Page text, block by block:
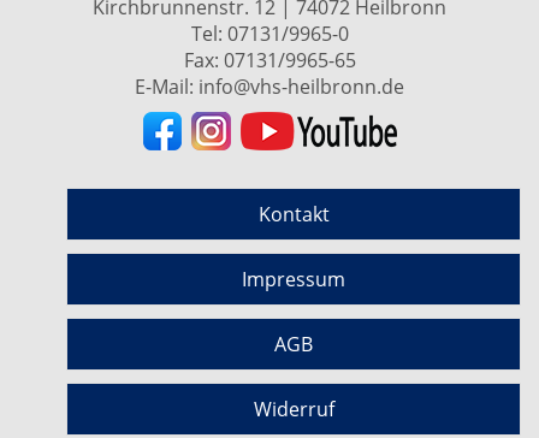
Kirchbrunnenstr. 12 | 74072 Heilbronn
Tel: 07131/9965-0
Fax: 07131/9965-65
E-Mail: info@vhs-heilbronn.de
Kontakt
Impressum
AGB
Widerruf